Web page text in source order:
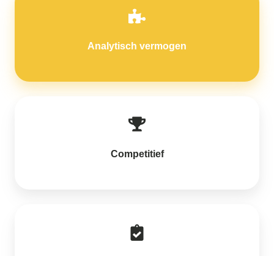
Analytisch vermogen
Competitief